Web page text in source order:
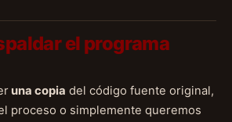
el programa
una copia del código fuente original,
proceso o simplemente queremos